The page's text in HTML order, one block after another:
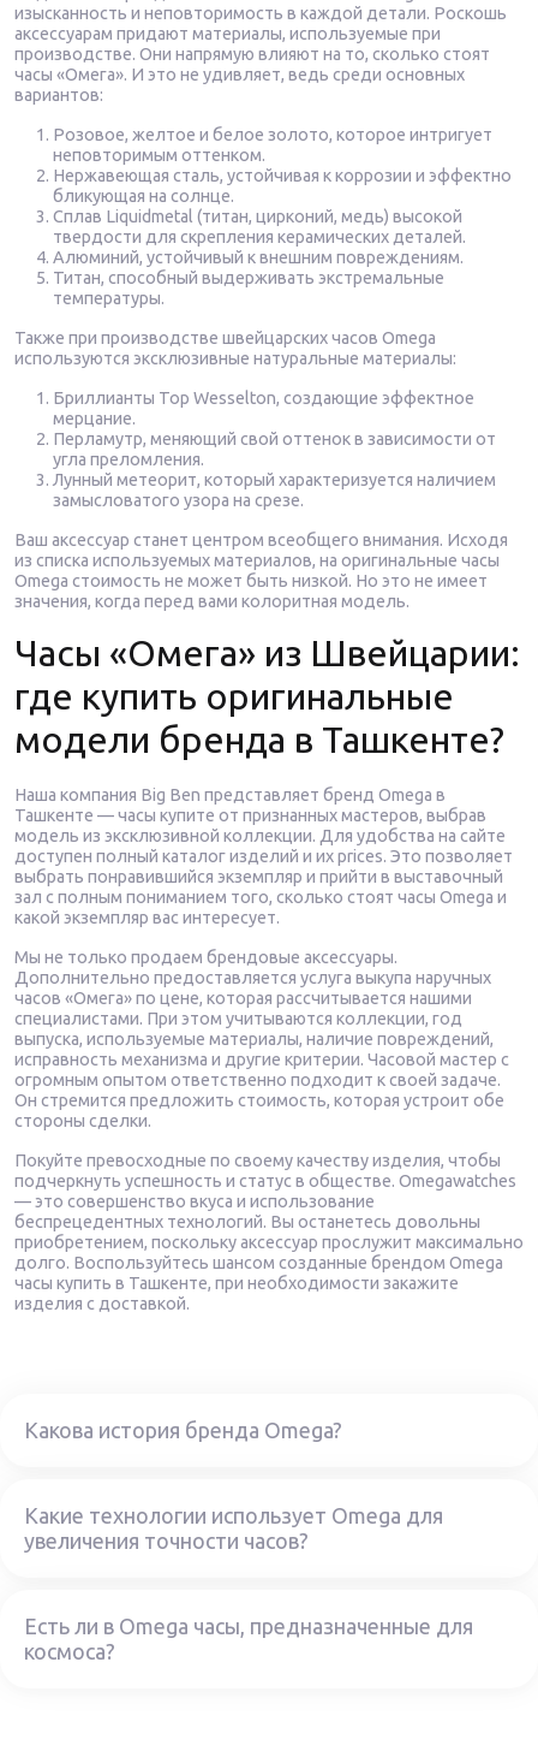
изысканность и неповторимость в каждой детали. Роскошь
аксессуарам придают материалы, используемые при
производстве. Они напрямую влияют на то, сколько стоят
часы «Омега». И это не удивляет, ведь среди основных
вариантов:
Розовое, желтое и белое золото, которое интригует
неповторимым оттенком.
Нержавеющая сталь, устойчивая к коррозии и эффектно
бликующая на солнце.
Сплав Liquidmetal (титан, цирконий, медь) высокой
твердости для скрепления керамических деталей.
Алюминий, устойчивый к внешним повреждениям.
Титан, способный выдерживать экстремальные
температуры.
Также при производстве швейцарских часов Omega
используются эксклюзивные натуральные материалы:
Бриллианты Top Wesselton, создающие эффектное
мерцание.
Перламутр, меняющий свой оттенок в зависимости от
угла преломления.
Лунный метеорит, который характеризуется наличием
замысловатого узора на срезе.
Ваш аксессуар станет центром всеобщего внимания. Исходя
из списка используемых материалов, на оригинальные часы
Omega стоимость не может быть низкой. Но это не имеет
значения, когда перед вами колоритная модель.
Часы «Омега» из Швейцарии:
где купить оригинальные
модели бренда в Ташкенте?
Наша компания Big Ben представляет бренд Omega в
Ташкенте — часы купите от признанных мастеров, выбрав
модель из эксклюзивной коллекции. Для удобства на сайте
доступен полный каталог изделий и их prices. Это позволяет
выбрать понравившийся экземпляр и прийти в выставочный
зал с полным пониманием того, сколько стоят часы Omega и
какой экземпляр вас интересует.
Мы не только продаем брендовые аксессуары.
Дополнительно предоставляется услуга выкупа наручных
часов «Омега» по цене, которая рассчитывается нашими
специалистами. При этом учитываются коллекции, год
выпуска, используемые материалы, наличие повреждений,
исправность механизма и другие критерии. Часовой мастер с
огромным опытом ответственно подходит к своей задаче.
Он стремится предложить стоимость, которая устроит обе
стороны сделки.
Покуйте превосходные по своему качеству изделия, чтобы
подчеркнуть успешность и статус в обществе. Omegawatches
— это совершенство вкуса и использование
беспрецедентных технологий. Вы останетесь довольны
приобретением, поскольку аксессуар прослужит максимально
долго. Воспользуйтесь шансом созданные брендом Omega
часы купить в Ташкенте, при необходимости закажите
изделия с доставкой.
Какова история бренда Omega?
Какие технологии использует Omega для
увеличения точности часов?
Есть ли в Omega часы, предназначенные для
космоса?